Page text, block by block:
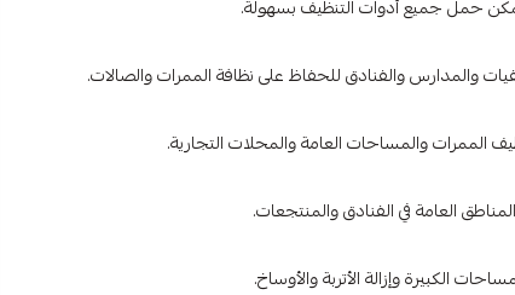
حمل جميع أدوات التنظيف بسهولة.
والمدارس والفنادق للحفاظ على نظافة الممرات والصالات.
الممرات والمساحات العامة والمحلات التجارية.
العامة في الفنادق والمنتجعات.
الكبيرة وإزالة الأتربة والأوساخ.